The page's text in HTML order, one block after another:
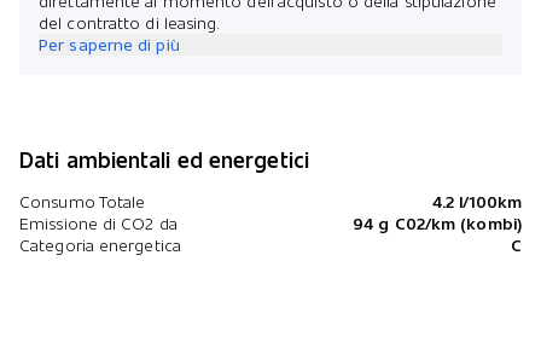
del contratto di leasing.
Per saperne di più
Dati ambientali ed energetici
Consumo Totale
4.2 l/100km
Emissione di CO2 da
94 g C02/km (kombi)
Categoria energetica
C